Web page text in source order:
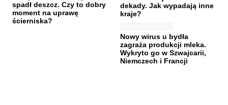
spadł deszcz. Czy to dobry
moment na uprawę
ścierniska?
dekady. Jak wypadają inne
kraje?
Nowy wirus u bydła
zagraża produkcji mleka.
Wykryto go w Szwajcarii,
Niemczech i Francji